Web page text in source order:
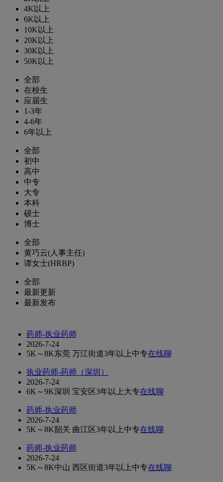
4K以上
6K以上
10K以上
20K以上
30K以上
50K以上
全部
在校生
应届生
1-3年
4-6年
6年以上
全部
初中
高中
中专
大专
本科
硕士
博士
全部
黄巧云(人事主任)
谭女士(HRBP)
全部
最新更新
最新发布
药师-执业药师
2026-7-24
5K～8K东莞 万江街道3年以上中专在线聊
执业药师-药师（深圳）
2026-7-24
6K～9K深圳 宝安区3年以上大专在线聊
药师-执业药师
2026-7-24
5K～8K韶关 曲江区3年以上中专在线聊
药师-执业药师
2026-7-24
5K～8K中山 西区街道3年以上中专在线聊